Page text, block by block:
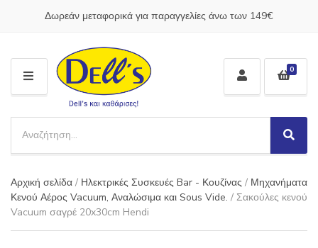
Δωρεάν μεταφορικά για παραγγελίες άνω των 149€
M
E
N
U
a
e
g
o
r
a
c
h
p
r
S
e
r
c
0
Αρχική σελίδα / Ηλεκτρικές Συσκευές Bar - Κουζίνας / Μηχανήματα
Κενού Αέρος Vacuum, Αναλώσιμα και Sous Vide. / Σακούλες κενού
Vacuum σαγρέ 20x30cm Hendi